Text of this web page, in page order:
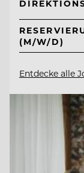
(M/W/D)
Entdecke alle